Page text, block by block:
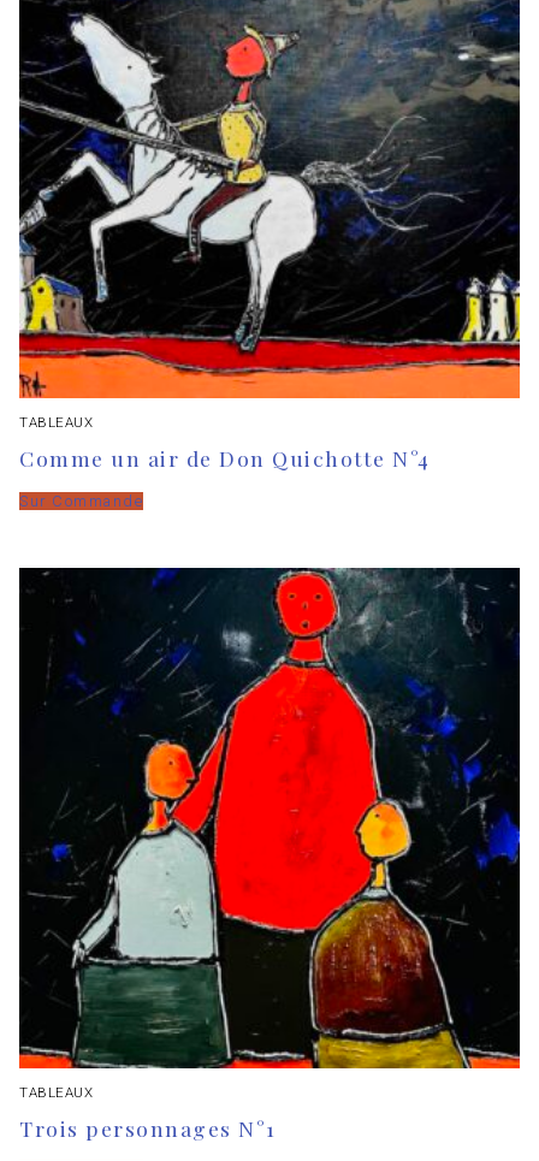
TABLEAUX
Comme un air de Don Quichotte N°4
Sur Commande
TABLEAUX
Trois personnages N°1